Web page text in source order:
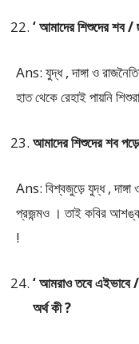
‘ আমাদের শিশুদের শব /
Ans: যুদ্ধ , দাঙ্গা ও
হাত থেকে রেহাই পায়নি
আমাদের শিশুদের শব
Ans: বিশ্বজুড়ে যুদ্ধ , দাঙ্গা
প্রজন্মও । তাই কবির
!
‘ আমরাও তবে এইভাবে
অর্থ কী ?